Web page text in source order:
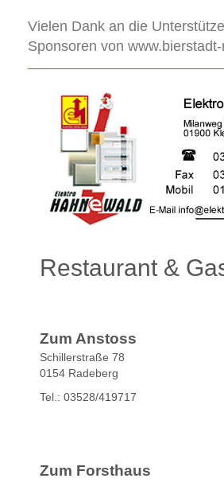
Vielen Dank an die
Sponsoren von
Restaurant &
Zum Anstoss
Schillerstraße 78
0154 Radeberg
Tel.: 03528/419717
Zum Forsthaus